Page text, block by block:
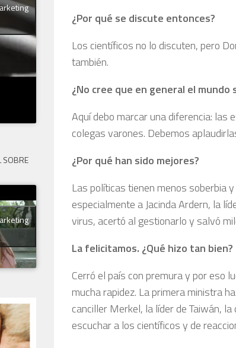
¿Por qué se discute entonces?
Los científicos no lo discuten, pero
también.
¿No cree que en general el
Aquí debo marcar una diferencia:
colegas varones. Debemos
¿Por qué han sido mejores?
Las políticas tienen menos soberbia
especialmente a Jacinda Ardern, la
virus, acertó al gestionarlo y salvó
La felicitamos. ¿Qué hizo tan bien?
Cerró el país con premura y por eso
mucha rapidez. La primera ministra
canciller Merkel, la líder de Taiwán,
escuchar a los científicos y de
SOBRE